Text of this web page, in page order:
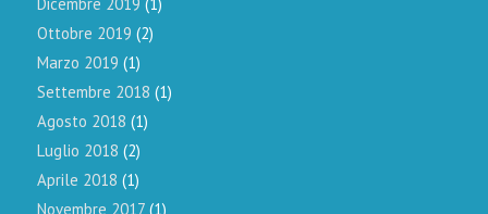
Ottobre 2019 (2)
Marzo 2019 (1)
Settembre 2018 (1)
Agosto 2018 (1)
Luglio 2018 (2)
Aprile 2018 (1)
Novembre 2017(1)